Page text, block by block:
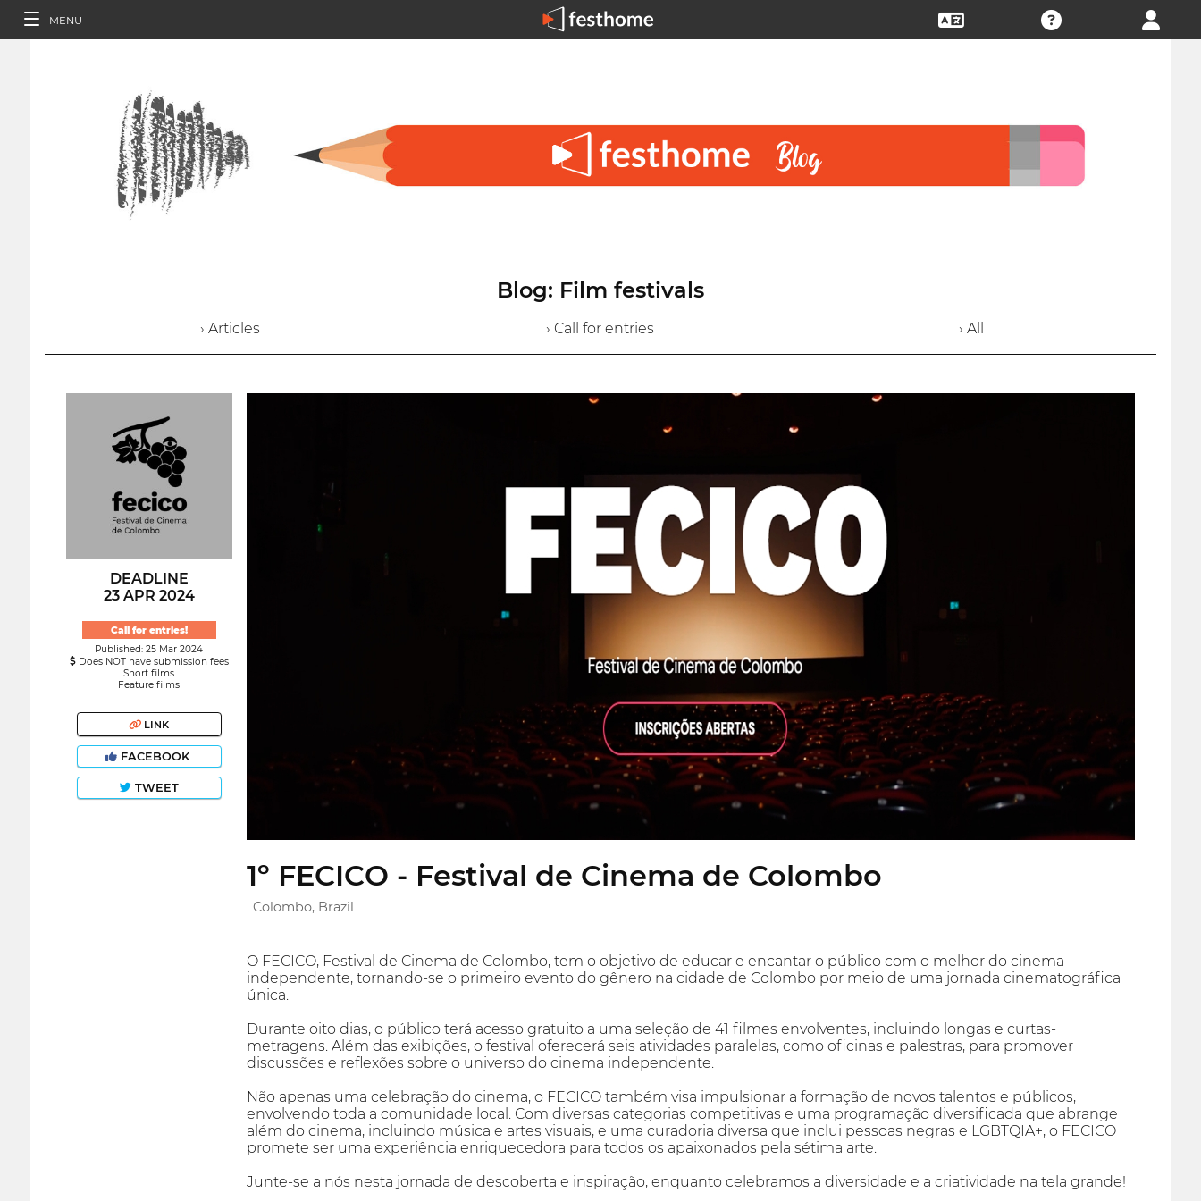
MENU
Blog: Film festivals
› Articles › Call for entries › All
DEADLINE
23 APR 2024
Call for entries!
Published: 25 Mar 2024
Does NOT have submission fees
Short films
Feature films
LINK
FACEBOOK
TWEET
1º FECICO - Festival de Cinema de Colombo
Colombo, Brazil
O FECICO, Festival de Cinema de Colombo, tem o objetivo de educar e encantar o público com o melhor do cinema
independente, tornando-se o primeiro evento do gênero na cidade de Colombo por meio de uma jornada cinematográfica
única.
Durante oito dias, o público terá acesso gratuito a uma seleção de 41 filmes envolventes, incluindo longas e curtas-
metragens. Além das exibições, o festival oferecerá seis atividades paralelas, como oficinas e palestras, para promover
discussões e reflexões sobre o universo do cinema independente.
Não apenas uma celebração do cinema, o FECICO também visa impulsionar a formação de novos talentos e públicos,
envolvendo toda a comunidade local. Com diversas categorias competitivas e uma programação diversificada que abrange
além do cinema, incluindo música e artes visuais, e uma curadoria diversa que inclui pessoas negras e LGBTQIA+, o FECICO
promete ser uma experiência enriquecedora para todos os apaixonados pela sétima arte.
Junte-se a nós nesta jornada de descoberta e inspiração, enquanto celebramos a diversidade e a criatividade na tela grande!